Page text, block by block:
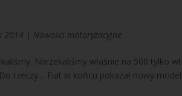
2014 Nowości motoryzacyjne
Narzekaliśmy właśnie na 500 tylko
rzeczy… Fiat w końcu pokazał nowy